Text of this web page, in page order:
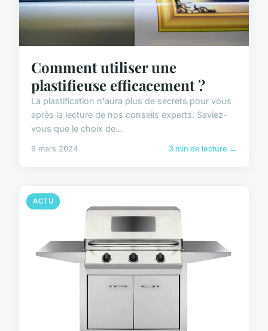
Comment utiliser une
plastifieuse efficacement ?
La plastification n'aura plus de secrets pour vous
après la lecture de nos conseils experts. Saviez-
vous que le choix de...
9 mars 2024 3 min de lecture →
ACTU